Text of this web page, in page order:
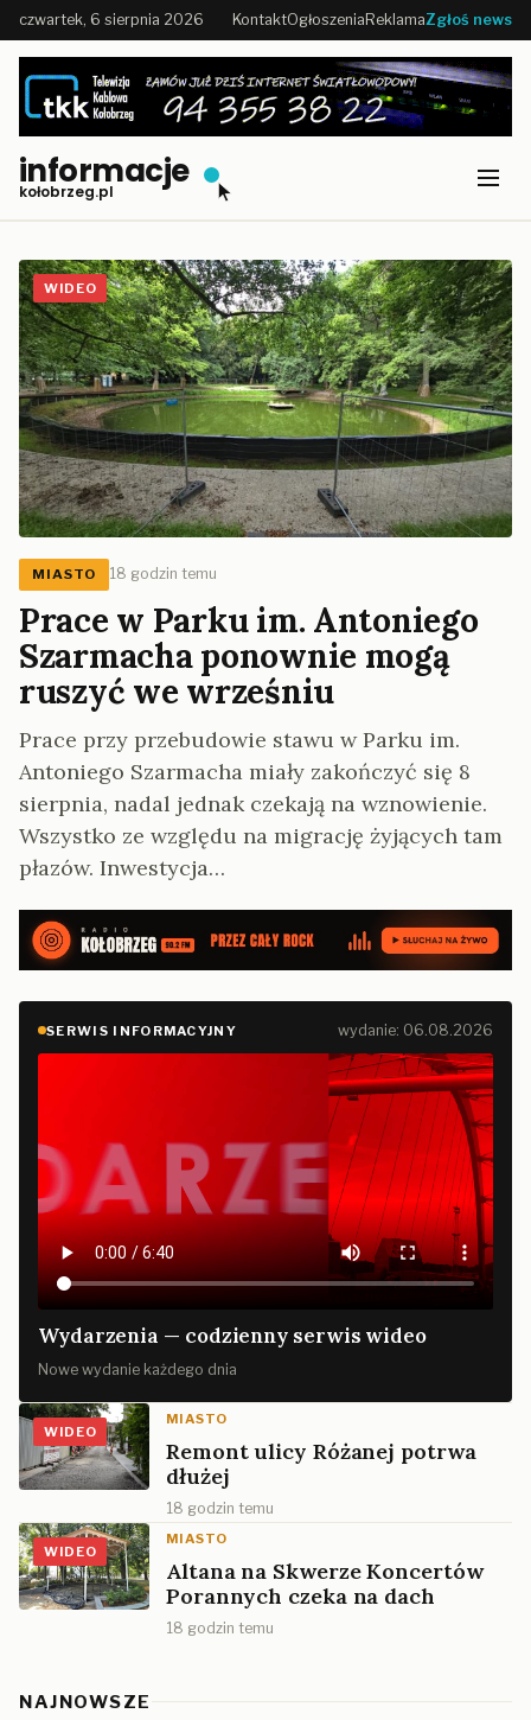
czwartek, 6 sierpnia 2026 KontaktOgłoszenia ReklamaZgłoś news
informacje
kołobrzeg.pl
WIDEO
MIASTO 18 godzin temu
Prace w Parku im. Antoniego
Szarmacha ponownie mogą
ruszyć we wrześniu
Prace przy przebudowie stawu w Parku im.
Antoniego Szarmacha miały zakończyć się 8
sierpnia, nadal jednak czekają na wznowienie.
Wszystko ze względu na migrację żyjących tam
płazów. Inwestycja…
SERWIS INFORMACYJNY wydanie: 06.08.2026
Wydarzenia — codzienny serwis wideo
Nowe wydanie każdego dnia
WIDEO
MIASTO
Remont ulicy Różanej potrwa
dłużej
18 godzin temu
WIDEO
MIASTO
Altana na Skwerze Koncertów
Porannych czeka na dach
18 godzin temu
NAJNOWSZE